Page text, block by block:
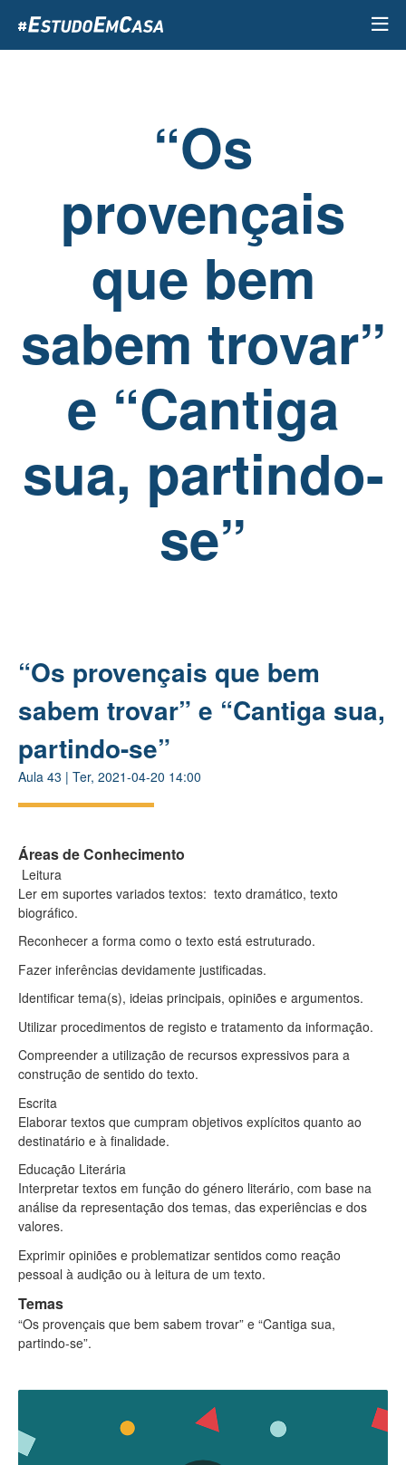
para
o
“Os
provençais
que bem
sabem trovar”
e “Cantiga
sua, partindo-
se”
“Os provençais que bem
sabem trovar” e “Cantiga sua,
partindo-se”
Aula 43 | Ter, 2021-04-20 14:00
Áreas de Conhecimento
Leitura
Ler em suportes variados textos: texto dramático, texto
biográfico.
Reconhecer a forma como o texto está estruturado.
Fazer inferências devidamente justificadas.
Identificar tema(s), ideias principais, opiniões e argumentos.
Utilizar procedimentos de registo e tratamento da informação.
Compreender a utilização de recursos expressivos para a
construção de sentido do texto.
Escrita
Elaborar textos que cumpram objetivos explícitos quanto ao
destinatário e à finalidade.
Educação Literária
Interpretar textos em função do género literário, com base na
análise da representação dos temas, das experiências e dos
valores.
Exprimir opiniões e problematizar sentidos como reação
pessoal à audição ou à leitura de um texto.
Temas
“Os provençais que bem sabem trovar” e “Cantiga sua,
partindo-se”.